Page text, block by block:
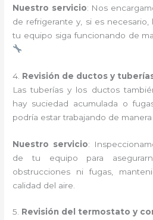
Nuestro servicio: Nos
de refrigerante y, si es
tu equipo siga funcionando de
4. Revisión de ductos y
Las tuberías y los ductos
hay suciedad acumulada o
podría estar trabajando de
Nuestro servicio:
de tu equipo para
obstrucciones ni fugas,
calidad del aire.
5. Revisión del termostato y